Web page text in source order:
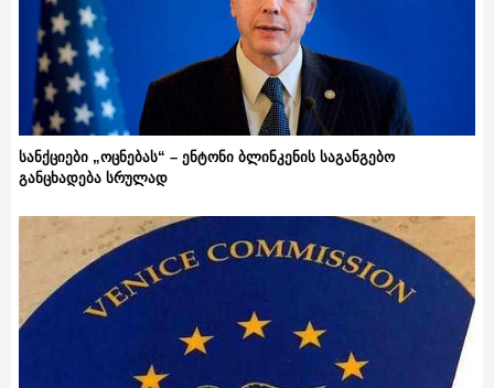
სანქციები „ოცნებას“ – ენტონი ბლინკენის საგანგებო
განცხადება სრულად